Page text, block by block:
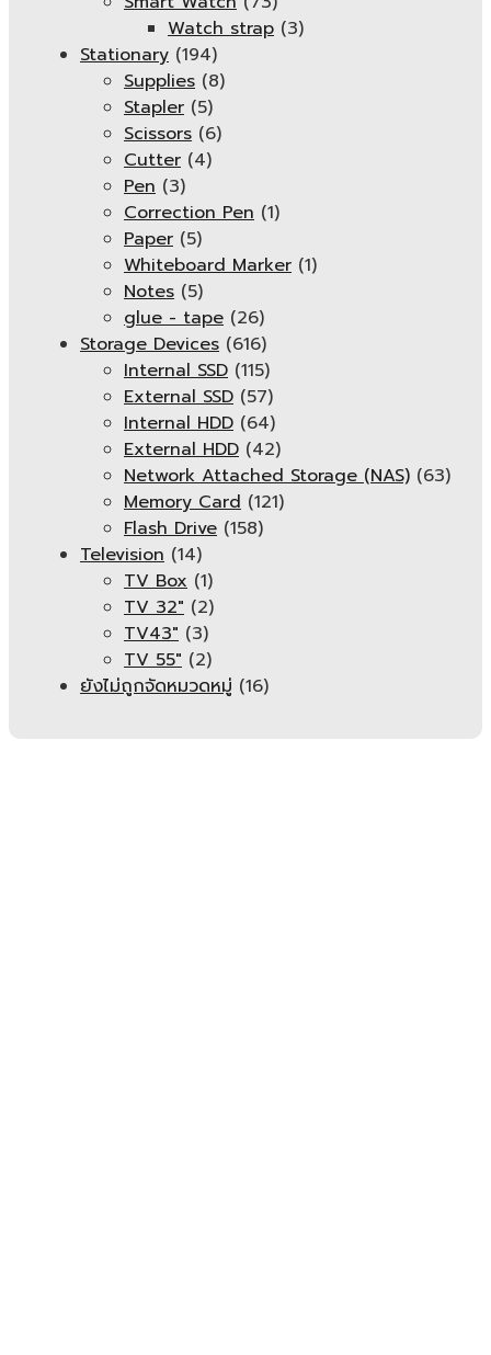
Watch strap (3)
Stationary (194)
Supplies (8)
Stapler (5)
Scissors (6)
Cutter (4)
Pen (3)
Correction Pen (1)
Paper (5)
Whiteboard Marker (1)
Notes (5)
glue - tape (26)
Storage Devices (616)
Internal SSD (115)
External SSD (57)
Internal HDD (64)
External HDD (42)
Network Attached Storage (NAS) (63)
Memory Card (121)
Flash Drive (158)
Television (14)
TV Box (1)
TV 32" (2)
TV43" (3)
TV 55" (2)
ยังไม่ถูกจัดหมวดหมู่ (16)